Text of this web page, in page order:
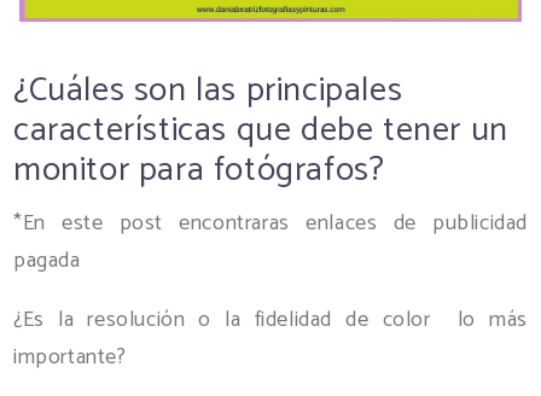
¿Cuáles son las principales
características que debe tener un
monitor para fotógrafos?
*En este post encontraras enlaces de publicidad
pagada
¿Es la resolución o la fidelidad de color lo más
importante?